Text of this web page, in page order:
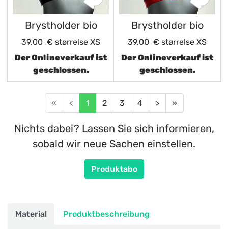
Brystholder bio
39,00 € størrelse XS
Der Onlineverkauf ist
geschlossen.
Brystholder bio
39,00 € størrelse XS
Der Onlineverkauf ist
geschlossen.
« < 1 2 3 4 > »
Nichts dabei? Lassen Sie sich informieren,
sobald wir neue Sachen einstellen.
Produktabo
Material Produktbeschreibung